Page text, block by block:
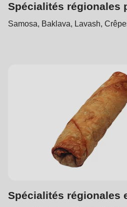
Spécialités régionales
Samosa, Baklava, Lavash,
Spécialités régionales